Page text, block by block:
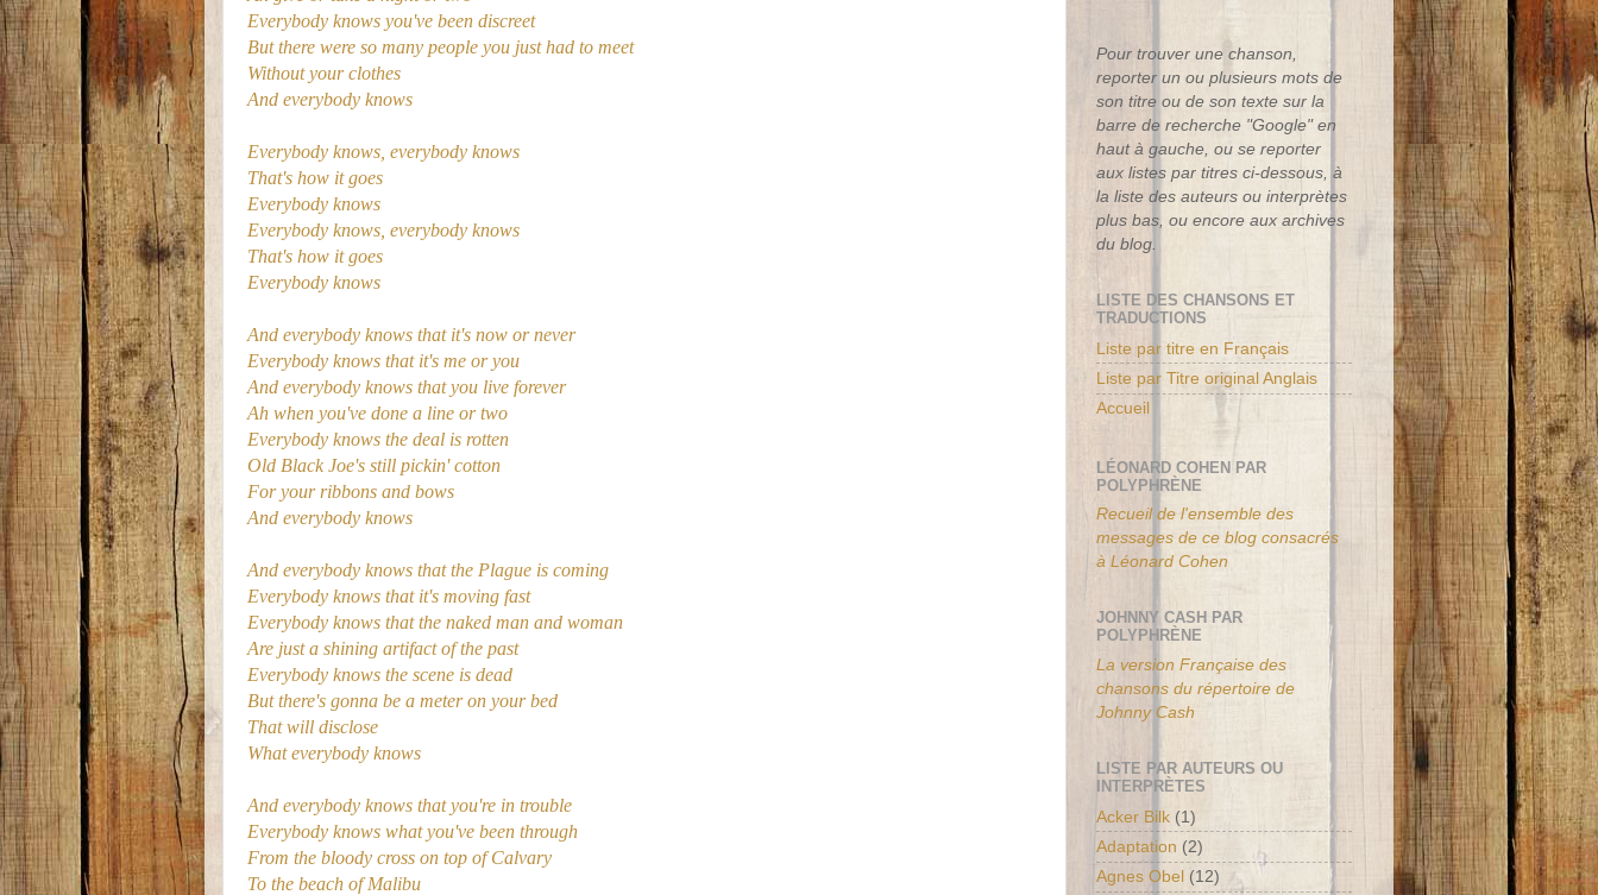
Everybody knows you've been discreet
But there were so many people you just had to meet
Without your clothes
And everybody knows
Everybody knows, everybody knows
That's how it goes
Everybody knows
Everybody knows, everybody knows
That's how it goes
Everybody knows
And everybody knows that it's now or never
Everybody knows that it's me or you
And everybody knows that you live forever
Ah when you've done a line or two
Everybody knows the deal is rotten
Old Black Joe's still pickin' cotton
For your ribbons and bows
And everybody knows
And everybody knows that the Plague is coming
Everybody knows that it's moving fast
Everybody knows that the naked man and woman
Are just a shining artifact of the past
Everybody knows the scene is dead
But there's gonna be a meter on your bed
That will disclose
What everybody knows
And everybody knows that you're in trouble
Everybody knows what you've been through
From the bloody cross on top of Calvary
To the beach of Malibu
Pour trouver une chanson,
reporter un ou plusieurs mots de
son titre ou de son texte sur la
barre de recherche "Google" en
haut à gauche, ou se reporter
aux listes par titres ci-dessous, à
la liste des auteurs ou interprètes
plus bas, ou encore aux archives
du blog.
LISTE DES CHANSONS ET
TRADUCTIONS
Liste par titre en Français
Liste par Titre original Anglais
Accueil
LÉONARD COHEN PAR
POLYPHRÈNE
Recueil de l'ensemble des
messages de ce blog consacrés
à Léonard Cohen
JOHNNY CASH PAR
POLYPHRÈNE
La version Française des
chansons du répertoire de
Johnny Cash
LISTE PAR AUTEURS OU
INTERPRÈTES
Acker Bilk (1)
Adaptation (2)
Agnes Obel (12)